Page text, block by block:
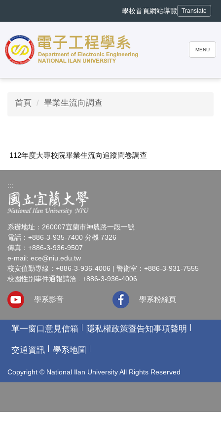
要
內
容
學校首頁網站導覽 Translate
MENU
首頁 畢業生流向調查
112年度大專校院畢業生流向追蹤問卷調查
:::
系辦地址：260007宜蘭市神農路一段一號
電話：+886-3-935-7400 分機 7326
傳真：+886-3-936-9507
e-mail: ece@niu.edu.tw
校安值勤專線：+886-3-936-4006 | 警衛室：+886-3-931-7555
校園性別事件通報請洽 : +886-3-936-4006
學系影音 學系粉絲頁
單一窗口意見信箱 隱私權政策暨告知事項聲明
交通資訊 學系地圖
Copyright © National Ilan University All Rights Reserved